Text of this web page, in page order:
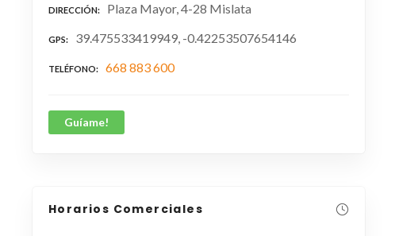
DIRECCIÓN Plaza Mayor, 4-28 Mislata
GPS 39.475533419949, -0.42253507654146
TELÉFONO 668 883 600
Guíame!
Horarios Comerciales